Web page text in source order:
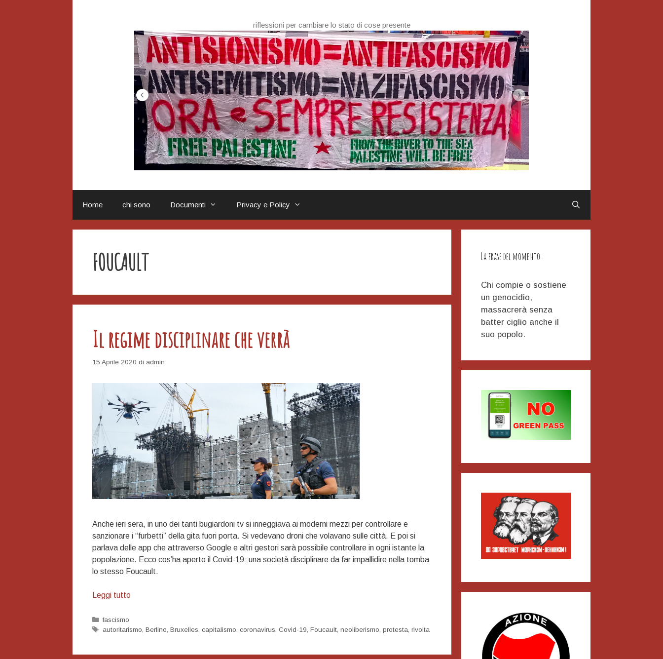
riflessioni per cambiare lo stato di cose presente
Home chi sono Documenti Privacy e Policy
FOUCAULT
Il regime disciplinare che verrà
15 Aprile 2020 di admin
Anche ieri sera, in uno dei tanti bugiardoni tv si inneggiava ai moderni mezzi per controllare e
sanzionare i “furbetti” della gita fuori porta. Si vedevano droni che volavano sulle città. E poi si
parlava delle app che attraverso Google e altri gestori sarà possibile controllare in ogni istante la
popolazione. Ecco cos’ha aperto il Covid-19: una società disciplinare da far impallidire nella tomba
lo stesso Foucault.
Leggi tuttoIl
che
Categorie
fascismo
Tag
autoritarismo ,Berlino ,Bruxelles ,capitalismo ,coronavirus ,Covid-19 ,Foucault ,neoliberismo ,protesta ,rivolta
La frase del momento:
Chi compie o sostiene
un genocidio,
massacrerà senza
batter ciglio anche il
suo popolo.